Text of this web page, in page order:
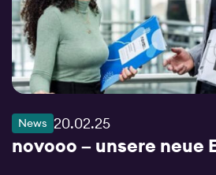
News 20.02.25
novooo – unsere neue